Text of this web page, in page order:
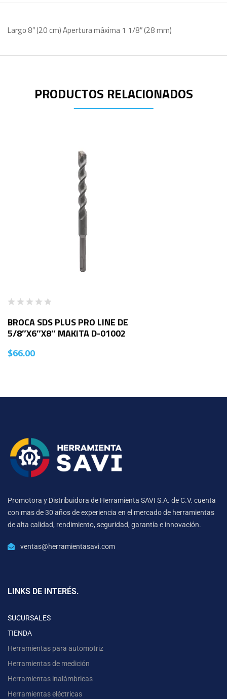
Largo 8″ (20 cm) Apertura máxima 1 1/8″ (28 mm)
PRODUCTOS RELACIONADOS
BROCA SDS PLUS PRO LINE DE
5/8″X6″X8″ MAKITA D-01002
$66.00
Promotora y Distribuidora de Herramienta SAVI S.A. de C.V. cuenta
con mas de 30 años de experiencia en el mercado de herramientas
de alta calidad, rendimiento, seguridad, garantía e innovación.
ventas@herramientasavi.com
LINKS DE INTERÉS.
SUCURSALES
TIENDA
Herramientas para automotriz
Herramientas de medición
Herramientas inalámbricas
Herramientas eléctricas